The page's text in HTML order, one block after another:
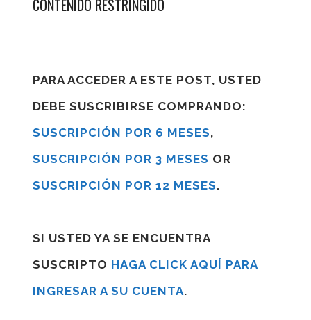
CONTENIDO RESTRINGIDO
PARA ACCEDER A ESTE POST, USTED
DEBE SUSCRIBIRSE COMPRANDO:
SUSCRIPCIÓN POR 6 MESES,
SUSCRIPCIÓN POR 3 MESES OR
SUSCRIPCIÓN POR 12 MESES.
SI USTED YA SE ENCUENTRA
SUSCRIPTO HAGA CLICK AQUÍ PARA
INGRESAR A SU CUENTA.